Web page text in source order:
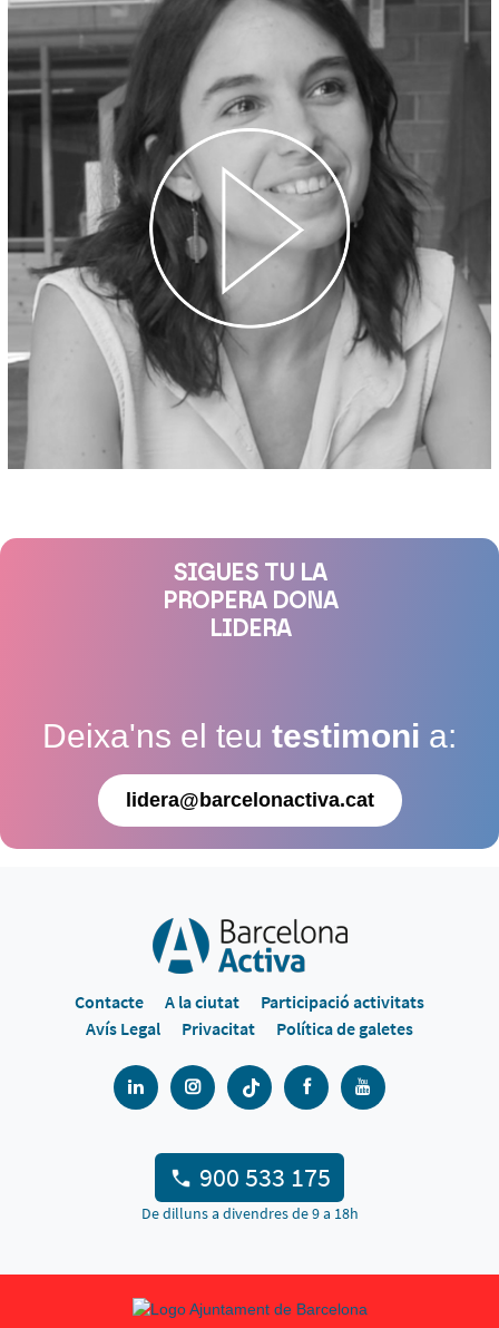
SIGUES TU LA
PROPERA DONA
LIDERA
Deixa'ns el teu testimoni a:
lidera@barcelonactiva.cat
Contacte A la ciutat
Participació activitats
Avís Legal
Privacitat Política de galetes
900 533 175
De dilluns a divendres de 9 a 18h